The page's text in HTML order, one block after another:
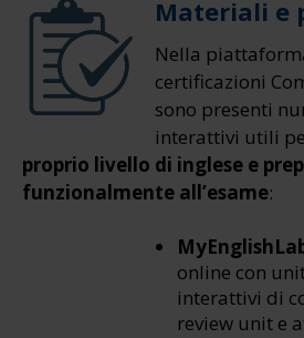
Materiali e
Nella
certificazioni
sono presenti
interattivi utili
proprio livello di inglese e
funzionalmente all’esame:
online con
interattivi di
review unit e